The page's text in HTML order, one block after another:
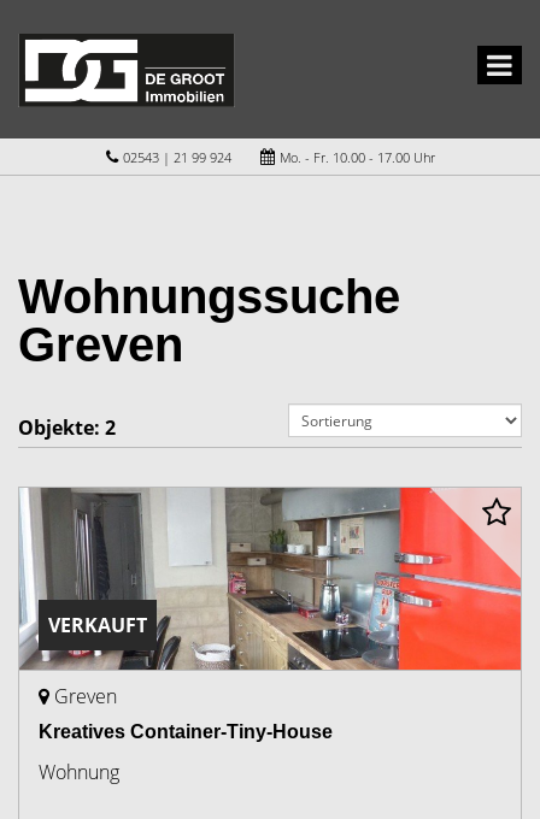
02543 | 21 99 924 Mo. - Fr. 10.00 - 17.00 Uhr
Wohnungssuche
Greven
Objekte: 2
VERKAUFT
Greven
Kreatives Container-Tiny-House
Wohnung